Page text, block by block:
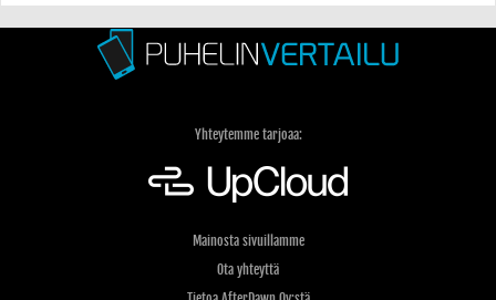
Yhteytemme tarjoaa:
Mainosta sivuillamme
Ota yhteyttä